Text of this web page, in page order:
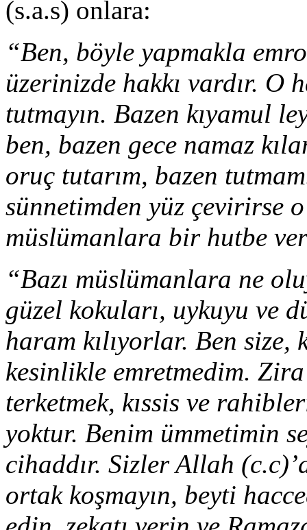
(s.a.s) onlara:
“Ben, böyle yapmakla
üzerinizde hakkı vardır. O
tutmayın. Bazen kıyamul
ben, bazen gece namaz
oruç tutarım, bazen
sünnetimden yüz çevirirse
müslümanlara bir hutbe
“Bazı müslümanlara ne
güzel kokuları, uykuyu ve
haram kılıyorlar. Ben size,
kesinlikle emretmedim.
terketmek, kıssis ve
yoktur. Benim ümmetimin
cihaddır. Sizler Allah
ortak koşmayın, beyti